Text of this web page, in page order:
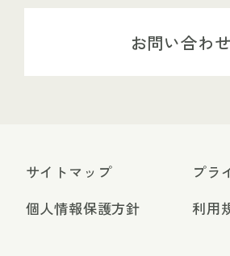
お問い合わせ
サイトマップ
個人情報保護方針
プラ
利用